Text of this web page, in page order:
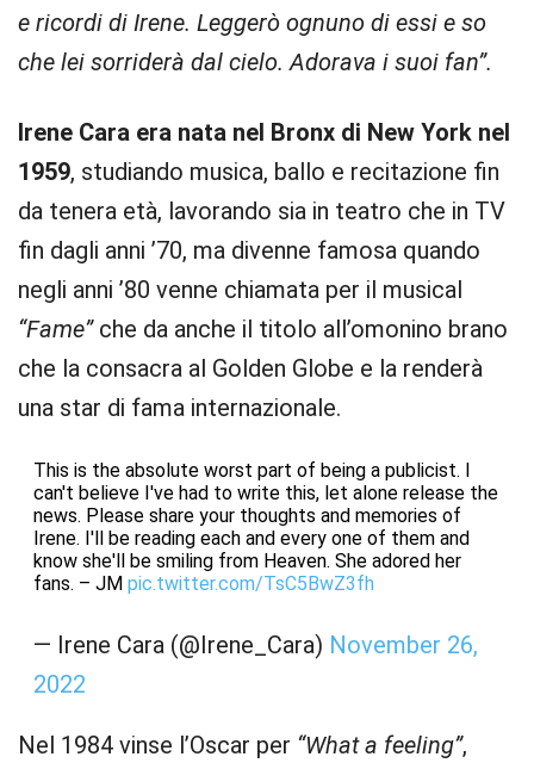
e ricordi di Irene. Leggerò ognuno di essi e so
che lei sorriderà dal cielo. Adorava i suoi fan”.
Irene Cara era nata nel Bronx di New York nel
1959, studiando musica, ballo e recitazione fin
da tenera età, lavorando sia in teatro che in TV
fin dagli anni ’70, ma divenne famosa quando
negli anni ’80 venne chiamata per il musical
“Fame”che da anche il titolo all’omonino brano
che la consacra al Golden Globe e la renderà
una star di fama internazionale.
This is the absolute worst part of being a publicist. I
can't believe I've had to write this, let alone release the
news. Please share your thoughts and memories of
Irene. I'll be reading each and every one of them and
know she'll be smiling from Heaven. She adored her
fans. – JM pic.twitter.com/TsC5BwZ3fh
— Irene Cara (@Irene_Cara) November 26,
2022
Nel 1984 vinse l’Oscar per “What a feeling”,